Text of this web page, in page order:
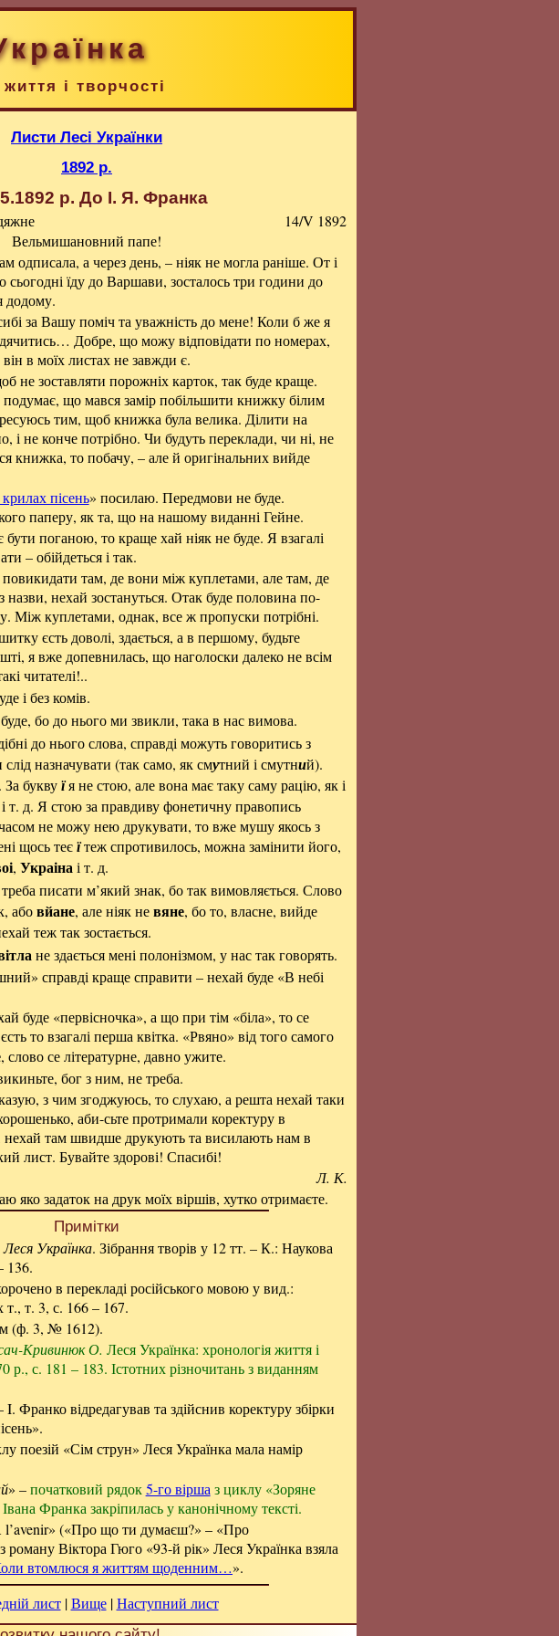
і творчості
Листи Лесі Українки
1892 р.
р. До І. Я. Франка
14/V 1892
Вельмишановний папе!
одписала, а через день, – ніяк не могла раніше. От і
їду до Варшави, зосталось три години до
додому.
за Вашу поміч та уважність до мене! Коли б же я
Добре, що можу відповідати по номерах,
в моїх листах не завжди є.
не зоставляти порожніх карток, так буде краще.
що мався замір побільшити книжку білим
тим, щоб книжка була велика. Ділити на
і не конче потрібно. Чи будуть переклади, чи ні, не
книжка, то побачу, – але й оригінальних вийде
пісень» посилаю. Передмови не буде.
паперу, як та, що на нашому виданні Гейне.
поганою, то краще хай ніяк не буде. Я взагалі
– обійдеться і так.
там, де вони між куплетами, але там, де
назви, нехай зостануться. Отак буде половина по-
куплетами, однак, все ж пропуски потрібні.
єсть доволі, здається, а в першому, будьте
я вже допевнилась, що наголоски далеко не всім
читателі!..
і без комів.
бо до нього ми звикли, така в нас вимова.
до нього слова, справді можуть говоритись з
назначувати (так само, як смутний і смутний).
За буквуїя не стою, але вона має таку саму рацію, як і
і т. д. Я стою за правдиву фонетичну правопись
не можу нею друкувати, то вже мушу якось з
щось теєїтеж спротивилось, можна замінити його,
, Украінаі т. д.
писати м’який знак, бо так вимовляється. Слово
абовйане, але ніяк невяне, бо то, власне, вийде
теж так зостається.
не здається мені полонізмом, у нас так говорять.
справді краще справити – нехай буде «В небі
буде «первісночка», а що при тім «біла», то се
то взагалі перша квітка. «Рвяно» від того самого
, слово се літературне, давно ужите.
бог з ним, не треба.
з чим згоджуюсь, то слухаю, а решта нехай таки
аби-сьте протримали коректуру в
нехай там швидше друкують та висилають нам в
лист. Бувайте здорові! Спасибі!
Л. К.
яко задаток на друк моїх віршів, хутко отримаєте.
Примітки
Леся Українка. Зібрання творів у 12 тт. – К.: Наукова
136.
в перекладі російського мовою у вид.:
т. 3, с. 166 – 167.
(ф. 3, № 1612).
Кривинюк О. Леся Українка: хронологія життя і
с. 181 – 183. Істотних різночитань з виданням
I. Франко відредагував та здійснив коректуру збірки
поезій «Сім струн» Леся Українка мала намір
» –початковий рядок5-го вірша з циклу «Зоряне
Франка закріпилась у канонічному тексті.
l’avenir» («Про що ти думаєш?» – «Про
роману Віктора Гюго «93-й рік» Леся Українка взяла
втомлюся я життям щоденним…».
лист|Вище|Наступний лист